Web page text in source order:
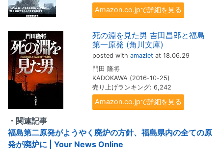
Amazon.co.jpで詳細を見る
死の淵を見た男 吉田昌郎と福島
第一原発 (角川文庫)
posted with amazlet at 18.06.29
門田 隆将
KADOKAWA (2016-10-25)
売り上げランキング: 6,242
Amazon.co.jpで詳細を見る
・関連記事
福島第二原発がようやく廃炉の方針、福島県内の全ての原
発が廃炉に | Your News Online